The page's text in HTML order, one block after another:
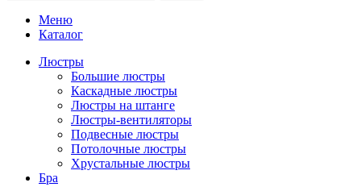
Меню
Каталог
Люстры
Большие люстры
Каскадные люстры
Люстры на штанге
Люстры-вентиляторы
Подвесные люстры
Потолочные люстры
Хрустальные люстры
Бра